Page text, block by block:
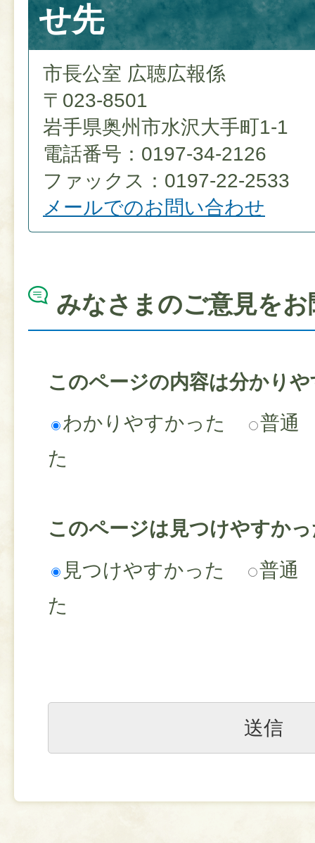
せ先
市長公室 広聴広報係
〒023-8501
岩手県奥州市水沢大手町1-1
電話番号：0197-34-2126
ファックス：0197-22-2533
メールでのお問い合わせ
みなさまのご意見を
このページの内容は分かり
わかりやすかった
普通
た
このページは見つけやすか
見つけやすかった
普通
た